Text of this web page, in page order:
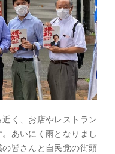
く、お店やレストラン
あいにく雨となりまし
皆さんと自民党の街頭